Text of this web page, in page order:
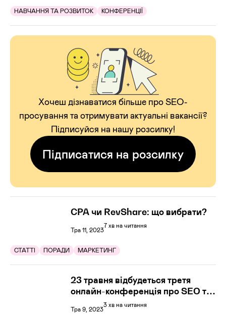
НАВЧАННЯ ТА РОЗВИТОК КОНФЕРЕНЦІЇ
Хочеш дізнаватися більше про SEO-
просування та отримувати актуальні вакансії?
Підписуйся на нашу розсилку!
Підписатися на розсилку
CPA чи RevShare: що вибрати?
Тра 11, 20237 хв на читання
СТАТТІ ПОРАДИ МАРКЕТИНГ
23 травня відбудеться третя
онлайн-конференція про SEO та
LinkBuilding
Тра 9, 20233 хв на читання